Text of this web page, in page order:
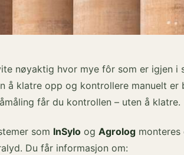
nøyaktig hvor mye fôr som er igjen i
å klatre opp og kontrollere manuelt
får du kontrollen – uten å klatre.
som InSylo og Agrolog
Du får informasjon om: